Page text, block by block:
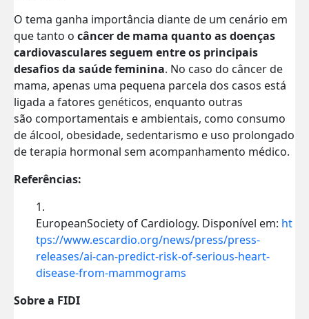
O tema ganha importância diante de um cenário em
que tanto o câncer de mama quanto as doenças
cardiovasculares seguem entre os principais
desafios da saúde feminina. No caso do câncer de
mama, apenas uma pequena parcela dos casos está
ligada a fatores genéticos, enquanto outras
são comportamentais e ambientais, como consumo
de álcool, obesidade, sedentarismo e uso prolongado
de terapia hormonal sem acompanhamento médico.
Referências:
EuropeanSociety of Cardiology. Disponível em: ht
tps://www.escardio.org/news/press/press-
releases/ai-can-predict-risk-of-serious-heart-
disease-from-mammograms
Sobre a FIDI